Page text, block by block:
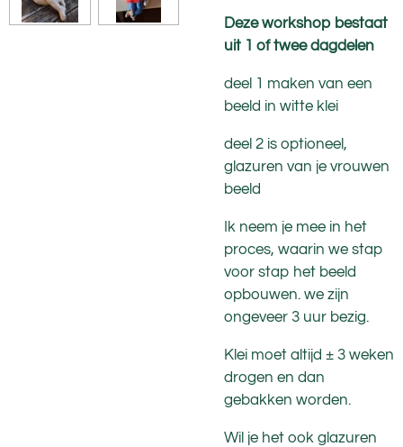
Deze workshop bestaat
uit 1 of twee dagdelen
deel 1 maken van een
beeld in witte klei
deel 2 is optioneel,
glazuren van je vrouwen
beeld
Ik neem je mee in het
proces, waarin we stap
voor stap het beeld
opbouwen. we zijn
ongeveer 3 uur bezig.
Klei moet altijd ± 3 weken
drogen en dan
gebakken worden.
Wil je het ook glazuren